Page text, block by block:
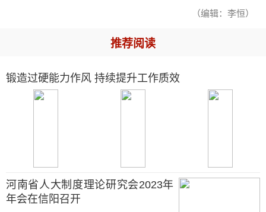
（编辑：李恒）
推荐阅读
锻造过硬能力作风 持续提升工作质效
河南省人大制度理论研究会2023年
年会在信阳召开